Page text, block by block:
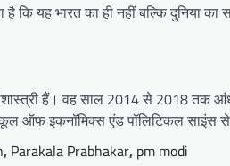
है कि यह भारत का ही नहीं बल्कि
हैं। वह साल 2014 से 2018 तक
ऑफ इकनॉमिक्स एंड पॉलिटिकल साइंस
, Parakala Prabhakar, pm modi